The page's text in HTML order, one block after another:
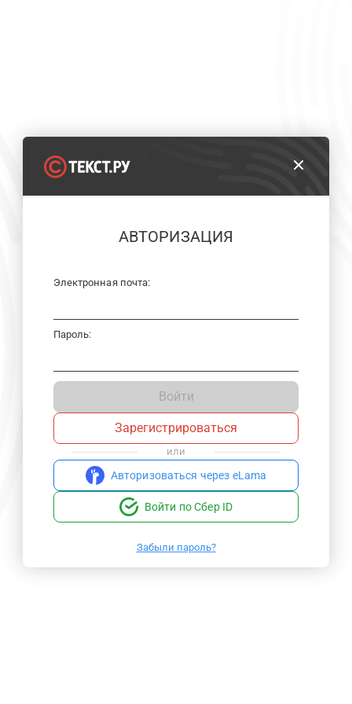
АВТОРИЗАЦИЯ
Электронная почта:
Пароль:
Войти
Зарегистрироваться
или
Авторизоваться через eLama
Войти по Сбер ID
Забыли пароль?